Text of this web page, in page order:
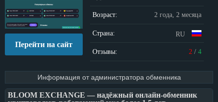
Перейти на сайт
Возраст: 2 года, 2 месяца
Страна: RU
Отзывы: 2 / 4
Информация от администратора обменника
BLOOM EXCHANGE — надёжный онлайн-обменник